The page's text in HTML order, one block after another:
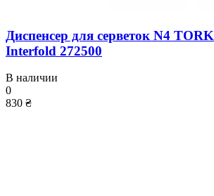
Диспенсер для серветок N4 TORK
Interfold 272500
В наличии
0
830 ₴